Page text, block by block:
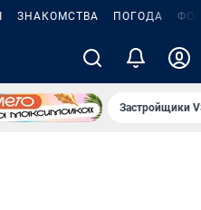
ЗНАКОМСТВА ПОГОДА
Застройщики